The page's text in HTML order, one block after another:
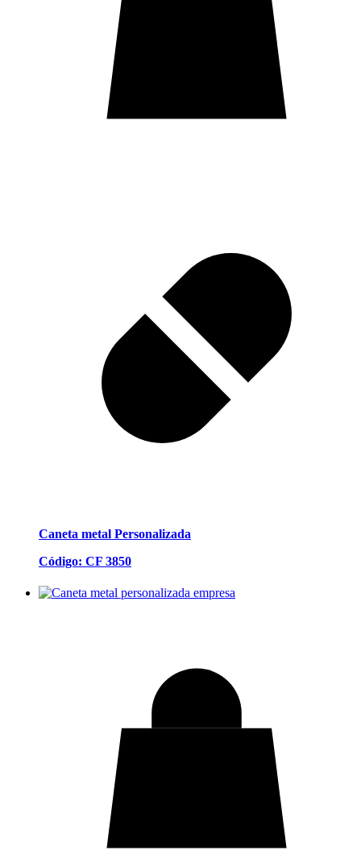
Caneta metal Personalizada
Código: CF 3850